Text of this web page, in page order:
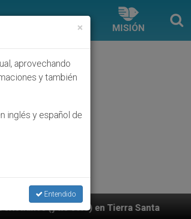
MISIÓN
Santa Sacerdotes alemanes
×
aprovechando
y también
inglés y español de
Entendido